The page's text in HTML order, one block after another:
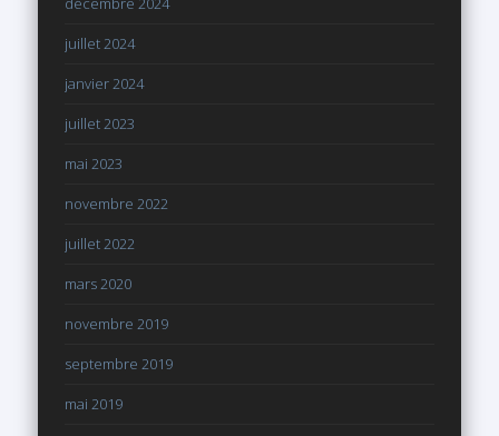
juillet 2024
janvier 2024
juillet 2023
mai 2023
novembre 2022
juillet 2022
mars 2020
novembre 2019
septembre 2019
mai 2019